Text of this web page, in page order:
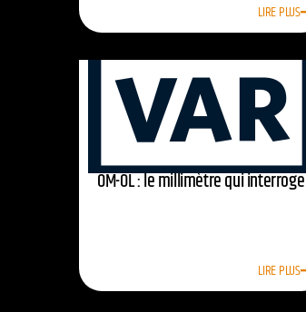
LIRE PLUS
OM-OL : le millimètre qui interroge
LIRE PLUS